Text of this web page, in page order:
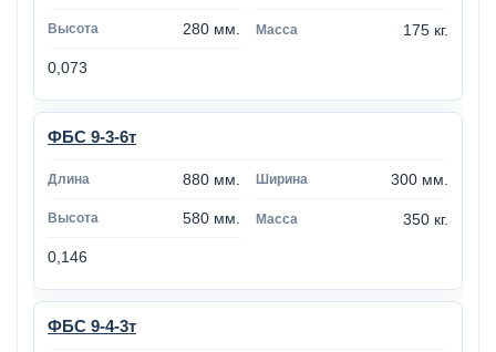
280 мм. 175 кг.
0,073
ФБС 9-3-6т
880 мм. 300 мм.
580 мм. 350 кг.
0,146
ФБС 9-4-3т